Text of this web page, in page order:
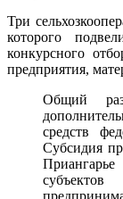
Три
которого
конкурсного
предприятия,
Общий
средств
Субсидия
Приангарье